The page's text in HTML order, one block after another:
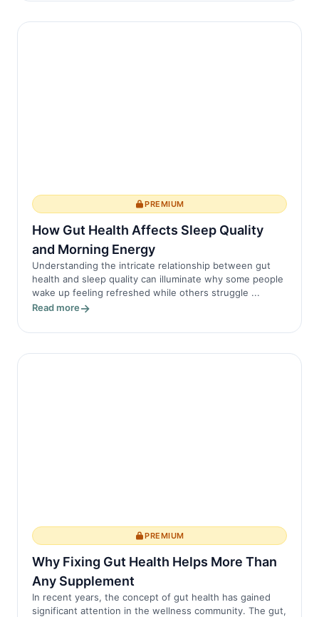
PREMIUM
How Gut Health Affects Sleep Quality
and Morning Energy
Understanding the intricate relationship between gut
health and sleep quality can illuminate why some people
wake up feeling refreshed while others struggle ...
Read more
PREMIUM
Why Fixing Gut Health Helps More Than
Any Supplement
In recent years, the concept of gut health has gained
significant attention in the wellness community. The gut,